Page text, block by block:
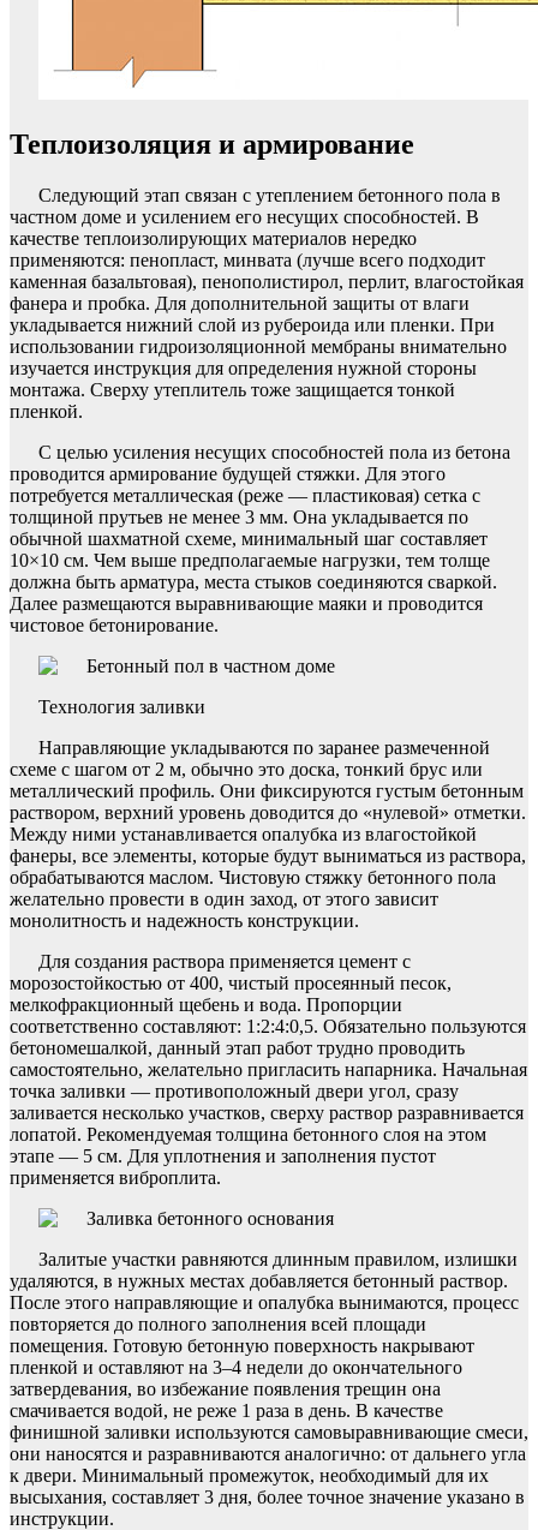
Теплоизоляция и армирование
Следующий этап связан с утеплением бетонного пола в
частном доме и усилением его несущих способностей. В
качестве теплоизолирующих материалов нередко
применяются: пенопласт, минвата (лучше всего подходит
каменная базальтовая), пенополистирол, перлит, влагостойкая
фанера и пробка. Для дополнительной защиты от влаги
укладывается нижний слой из рубероида или пленки. При
использовании гидроизоляционной мембраны внимательно
изучается инструкция для определения нужной стороны
монтажа. Сверху утеплитель тоже защищается тонкой
пленкой.
С целью усиления несущих способностей пола из бетона
проводится армирование будущей стяжки. Для этого
потребуется металлическая (реже — пластиковая) сетка с
толщиной прутьев не менее 3 мм. Она укладывается по
обычной шахматной схеме, минимальный шаг составляет
10×10 см. Чем выше предполагаемые нагрузки, тем толще
должна быть арматура, места стыков соединяются сваркой.
Далее размещаются выравнивающие маяки и проводится
чистовое бетонирование.
Технология заливки
Направляющие укладываются по заранее размеченной
схеме с шагом от 2 м, обычно это доска, тонкий брус или
металлический профиль. Они фиксируются густым бетонным
раствором, верхний уровень доводится до «нулевой» отметки.
Между ними устанавливается опалубка из влагостойкой
фанеры, все элементы, которые будут выниматься из раствора,
обрабатываются маслом. Чистовую стяжку бетонного пола
желательно провести в один заход, от этого зависит
монолитность и надежность конструкции.
Для создания раствора применяется цемент с
морозостойкостью от 400, чистый просеянный песок,
мелкофракционный щебень и вода. Пропорции
соответственно составляют: 1:2:4:0,5. Обязательно пользуются
бетономешалкой, данный этап работ трудно проводить
самостоятельно, желательно пригласить напарника. Начальная
точка заливки — противоположный двери угол, сразу
заливается несколько участков, сверху раствор разравнивается
лопатой. Рекомендуемая толщина бетонного слоя на этом
этапе — 5 см. Для уплотнения и заполнения пустот
применяется виброплита.
Залитые участки равняются длинным правилом, излишки
удаляются, в нужных местах добавляется бетонный раствор.
После этого направляющие и опалубка вынимаются, процесс
повторяется до полного заполнения всей площади
помещения. Готовую бетонную поверхность накрывают
пленкой и оставляют на 3–4 недели до окончательного
затвердевания, во избежание появления трещин она
смачивается водой, не реже 1 раза в день. В качестве
финишной заливки используются самовыравнивающие смеси,
они наносятся и разравниваются аналогично: от дальнего угла
к двери. Минимальный промежуток, необходимый для их
высыхания, составляет 3 дня, более точное значение указано в
инструкции.